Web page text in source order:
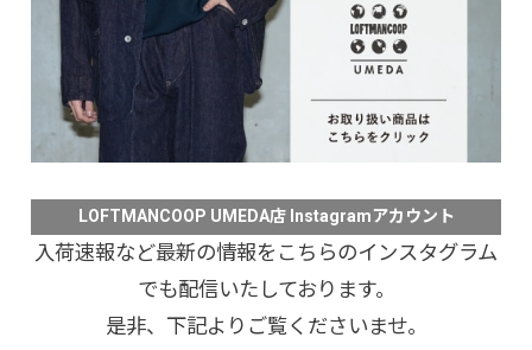
LOFTMANCOOP UMEDA店 Instagramアカウント
入荷速報など最新の情報をこちらのインスタグラム
でも配信いたしております。
是非、下記よりご覧くださいませ。